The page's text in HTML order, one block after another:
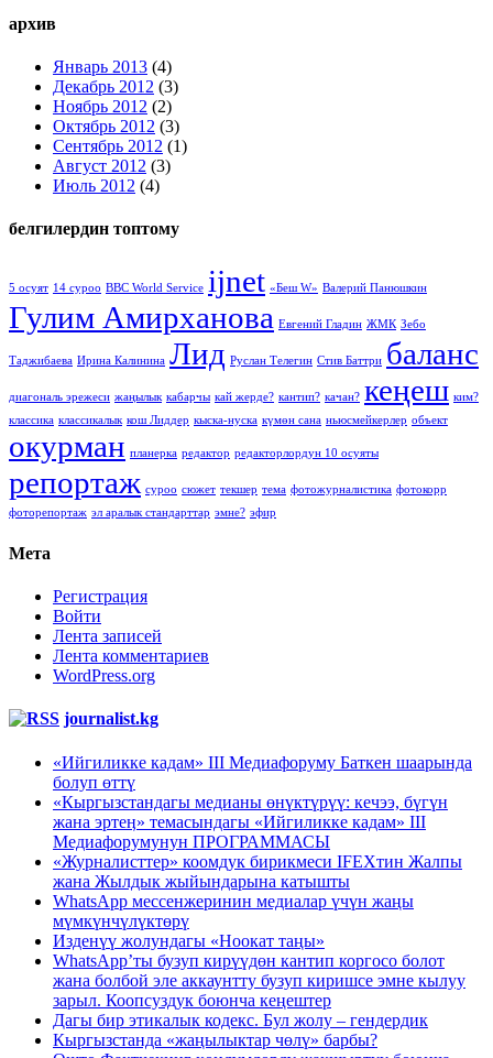
архив
Январь 2013 (4)
Декабрь 2012 (3)
Ноябрь 2012 (2)
Октябрь 2012 (3)
Сентябрь 2012 (1)
Август 2012 (3)
Июль 2012 (4)
белгилердин топтому
5 осуят 14 суроо BBC World Service ijnet «Беш W» Валерий Панюшкин
Гулим Амирханова Евгений Гладин ЖМК Зебо
Таджибаева Ирина Калинина Лид Руслан Телегин Стив Баттри баланс
диагональ эрежеси жаңылык кабарчы кай жерде? кантип? качан? кеңеш ким?
классика классикалык кош Лиддер кыска-нуска күмөн сана ньюсмейкерлер объект
окурман планерка редактор редакторлордун 10 осуяты
репортаж суроо сюжет текшер тема фотожурналистика фотокорр
фоторепортаж эл аралык стандарттар эмне? эфир
Мета
Регистрация
Войти
Лента записей
Лента комментариев
WordPress.org
journalist.kg
«Ийгиликке кадам» III Медиафоруму Баткен шаарында
болуп өттү
«Кыргызстандагы медианы өнүктүрүү: кечээ, бүгүн
жана эртеӊ» темасындагы «Ийгиликке кадам» III
Медиафорумунун ПРОГРАММАСЫ
«Журналисттер» коомдук бирикмеси IFEXтин Жалпы
жана Жылдык жыйындарына катышты
WhatsApp мессенжеринин медиалар үчүн жаңы
мүмкүнчүлүктөрү
Изденүү жолундагы «Ноокат таңы»
WhatsApp’ты бузуп кирүүдөн кантип коргосо болот
жана болбой эле аккаунтту бузуп киришсе эмне кылуу
зарыл. Коопсуздук боюнча кеңештер
Дагы бир этикалык кодекс. Бул жолу – гендердик
Кыргызстанда «жаңылыктар чөлү» барбы?